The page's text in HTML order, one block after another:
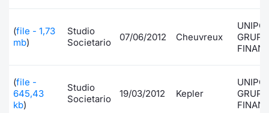
(file - 1,73
mb)
Studio
Societario
07/06/2012 Cheuvreux
(file -
645,43
kb)
Studio
Societario
19/03/2012 Kepler